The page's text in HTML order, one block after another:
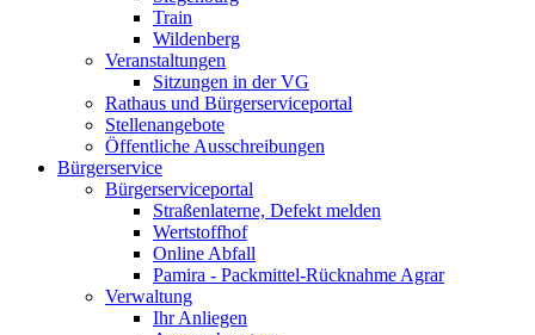
Train
Wildenberg
Veranstaltungen
Sitzungen in der VG
Rathaus und Bürgerserviceportal
Stellenangebote
Öffentliche Ausschreibungen
Bürgerservice
Bürgerserviceportal
Straßenlaterne, Defekt melden
Wertstoffhof
Online Abfall
Pamira - Packmittel-Rücknahme Agrar
Verwaltung
Ihr Anliegen